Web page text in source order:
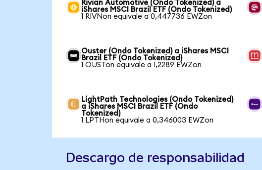
Rivian Automotive (Ondo Tokenized) a
iShares MSCI Brazil ETF (Ondo Tokenized)
1 RIVNon equivale a 0,447736 EWZon
Ouster (Ondo Tokenized) a iShares MSCI
Brazil ETF (Ondo Tokenized)
1 OUSTon equivale a 1,2289 EWZon
LightPath Technologies (Ondo Tokenized)
a iShares MSCI Brazil ETF (Ondo
Tokenized)
1 LPTHon equivale a 0,346003 EWZon
Descargo de responsabilidad